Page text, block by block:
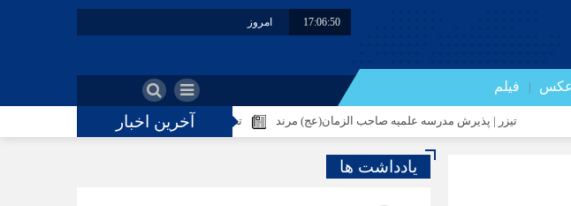
17:06:50 امروز : شنبه - ۱۷ مرداد - ۱۴۰۵
عکس فیلم
آخرین اخبار تیزر | پذیرش مدرسه علمیه صاحب الزمان(عج) مرند تصاویر/ تجلیل از اساتید مدرسه علمیه امام خمینی(ره) شبستر
یادداشت ها